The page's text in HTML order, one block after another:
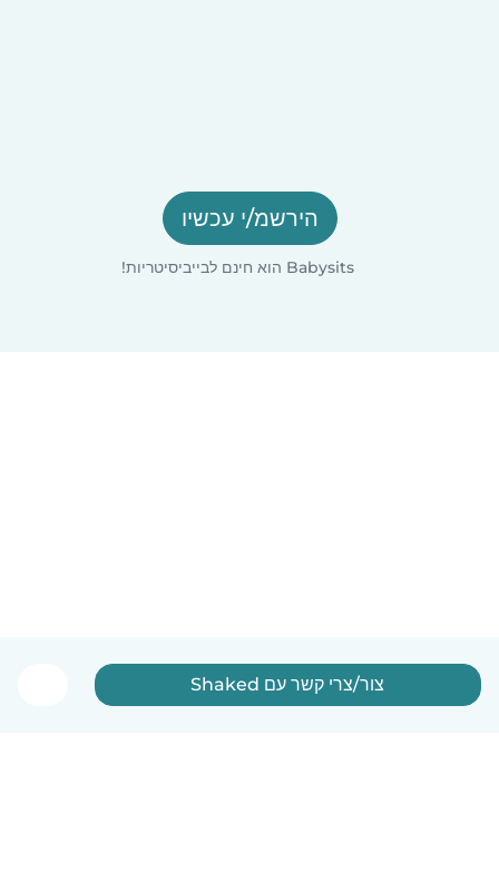
הירשמ/י עכשיו
Babysits הוא חינם לבייביסיטריות!
צור/צרי קשר עם Shaked